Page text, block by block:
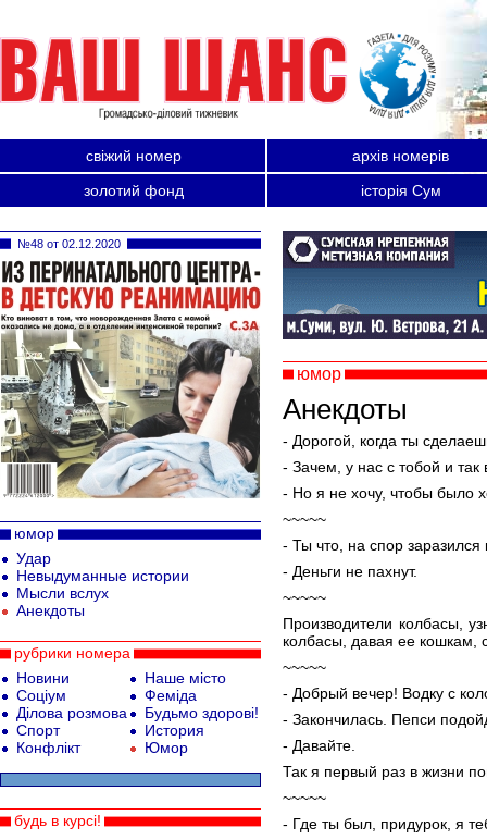
свіжий номер
архів номерів
золотий фонд
історія Сум
юмор
Анекдоты
- Дорогой, когда ты
- Зачем, у нас с тобой и так
- Но я не хочу, чтобы было
~~~~~
- Ты что, на спор
- Деньги не пахнут.
~~~~~
Производители колбасы,
колбасы, давая ее кошкам,
~~~~~
- Добрый вечер! Водку с
- Закончилась. Пепси
- Давайте.
Так я первый раз в жизни
~~~~~
- Где ты был, придурок, я
№48 от 02.12.2020
юмор
Удар
Невыдуманные истории
Мысли вслух
Анекдоты
рубрики номера
Новини
Соціум
Ділова розмова
Спорт
Конфлікт
Наше місто
Феміда
Будьмо здорові!
История
Юмор
будь в курсі!